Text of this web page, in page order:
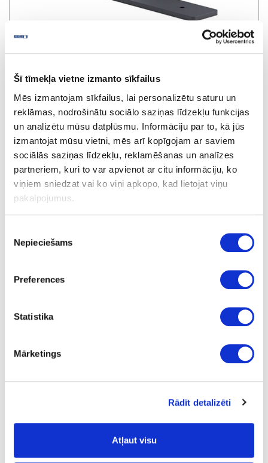
Šī tīmekļa vietne izmanto sīkfailus
Mēs izmantojam sīkfailus, lai personalizētu saturu un
reklāmas, nodrošinātu sociālo saziņas līdzekļu funkcijas
un analizētu mūsu datplūsmu. Informāciju par to, kā jūs
izmantojat mūsu vietni, mēs arī kopīgojam ar saviem
sociālās saziņas līdzekļu, reklamēšanas un analīzes
partneriem, kuri to var apvienot ar citu informāciju, ko
viņiem sniedzat vai ko viņi apkopo, kad lietojat viņu
pakalpojumus.
izvēle
Nepieciešams
Preferences
Statistika
Mārketings
Rādīt detalizēti
Atļaut visu
Kronšteins plauktam WM-1003
Uzdot jautājumu